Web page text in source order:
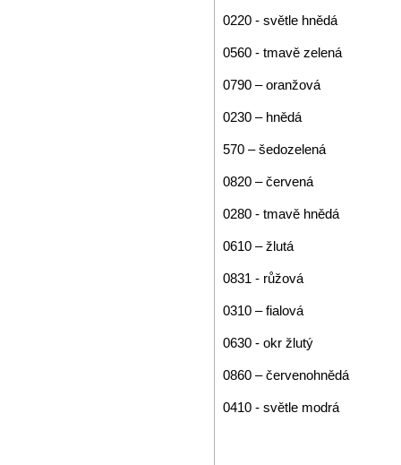
0220 - světle hnědá
0560 - tmavě zelená
0790 – oranžová
0230 – hnědá
570 – šedozelená
0820 – červená
0280 - tmavě hnědá
0610 – žlutá
0831 - růžová
0310 – fialová
0630 - okr žlutý
0860 – červenohnědá
0410 - světle modrá